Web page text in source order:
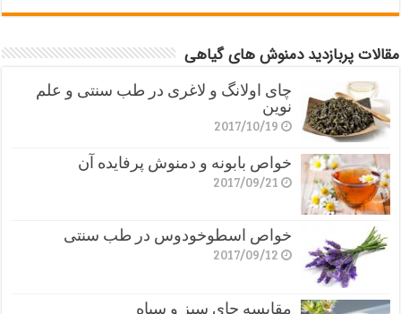
مقالات پربازدید دمنوش های گیاهی
چای اولانگ و لاغری در طب سنتی و علم
نوین
2017/10/19
خواص بابونه و دمنوش پرفایده آن
2017/09/21
خواص اسطوخودوس در طب سنتی
2017/09/12
مقایسه چای سبز و سیاه